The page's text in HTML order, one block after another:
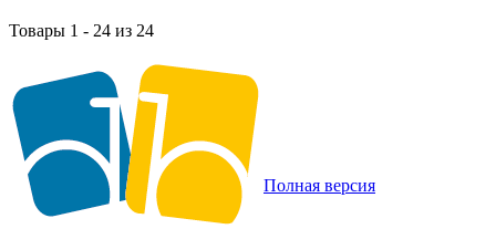
Товары 1 - 24 из 24
Полная версия